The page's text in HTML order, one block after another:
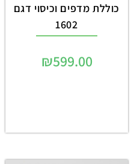
כוללת מדפים וכיסוי דגם
1602
₪599.00